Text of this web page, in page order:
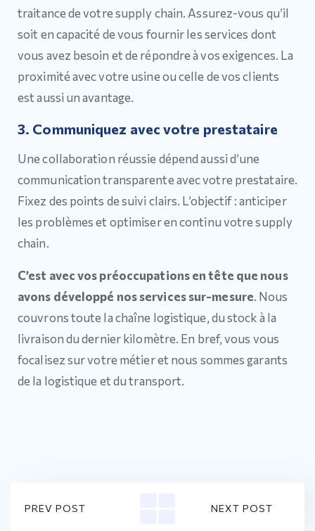
traitance de votre supply chain. Assurez-vous qu’il
soit en capacité de vous fournir les services dont
vous avez besoin et de répondre à vos exigences. La
proximité avec votre usine ou celle de vos clients
est aussi un avantage.
3. Communiquez avec votre prestataire
Une collaboration réussie dépend aussi d’une
communication transparente avec votre prestataire.
Fixez des points de suivi clairs. L’objectif : anticiper
les problèmes et optimiser en continu votre supply
chain.
C’est avec vos préoccupations en tête que nous
avons développé nos services sur-mesure. Nous
couvrons toute la chaîne logistique, du stock à la
livraison du dernier kilomètre. En bref, vous vous
focalisez sur votre métier et nous sommes garants
de la logistique et du transport.
PREV POST NEXT POST